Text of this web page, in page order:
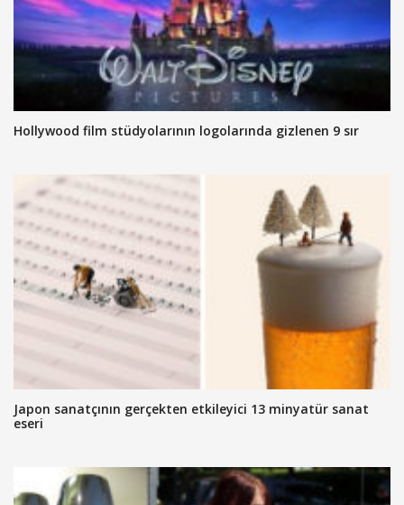
Hollywood film stüdyolarının logolarında gizlenen 9 sır
Japon sanatçının gerçekten etkileyici 13 minyatür sanat
eseri